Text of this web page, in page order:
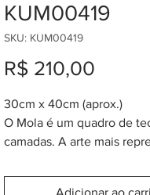
KUM00419
SKU: KUM00419
R$ 210,00
30cm x 40cm (aprox.)
O Mola é um quadro de
camadas. A arte mais
também Panamá. A
Adicionar ao